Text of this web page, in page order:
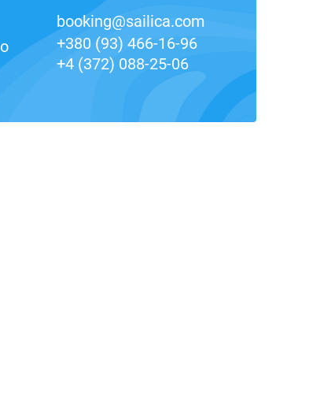
booking@sailica.com
+380 (93) 466-16-96
+4 (372) 088-25-06